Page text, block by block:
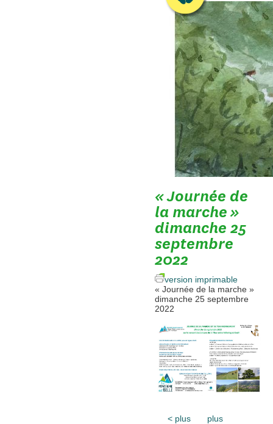
« Journée de
la marche »
dimanche 25
septembre
2022
version imprimable
« Journée de la marche »
dimanche 25 septembre
2022
< plus
plus